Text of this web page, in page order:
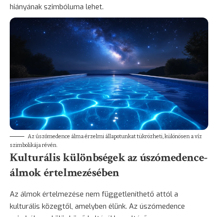
hiányának szimbóluma lehet.
Az úszómedence álma érzelmi állapotunkat tükrözheti, különösen a víz
szimbolikája révén.
Kulturális különbségek az úszómedence-
álmok értelmezésében
Az álmok értelmezése nem függetleníthető attól a
kulturális közegtől, amelyben élünk. Az úszómedence